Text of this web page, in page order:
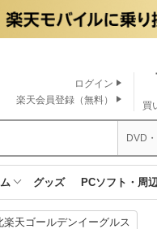
買
ログイン
楽天会員登録（無料）
DVD
グッズ PCソフト・周
楽天ゴールデンイーグルス